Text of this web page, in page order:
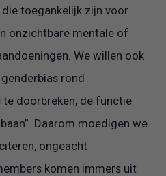
toegankelijk zijn voor
onzichtbare mentale of
We willen ook
rond
doorbreken, de functie
Daarom moedigen we
ongeacht
komen immers uit